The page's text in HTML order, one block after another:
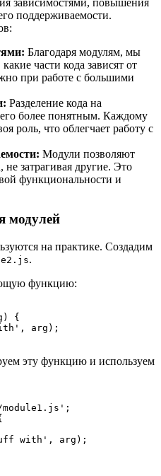
поддерживаемости.
Благодаря модулям, мы
части кода зависят от
при работе с большими
Разделение кода на
его более понятным. Каждому
роль, что облегчает работу с
Модули позволяют
не затрагивая другие. Это
функциональности и
модулей
на практике. Создадим
.
функцию:
{
arg);
эту функцию и используем
with', arg);